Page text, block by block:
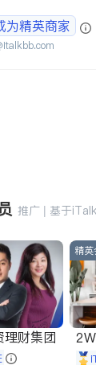
为精英商家
推广 | 基于
理财集团
精英